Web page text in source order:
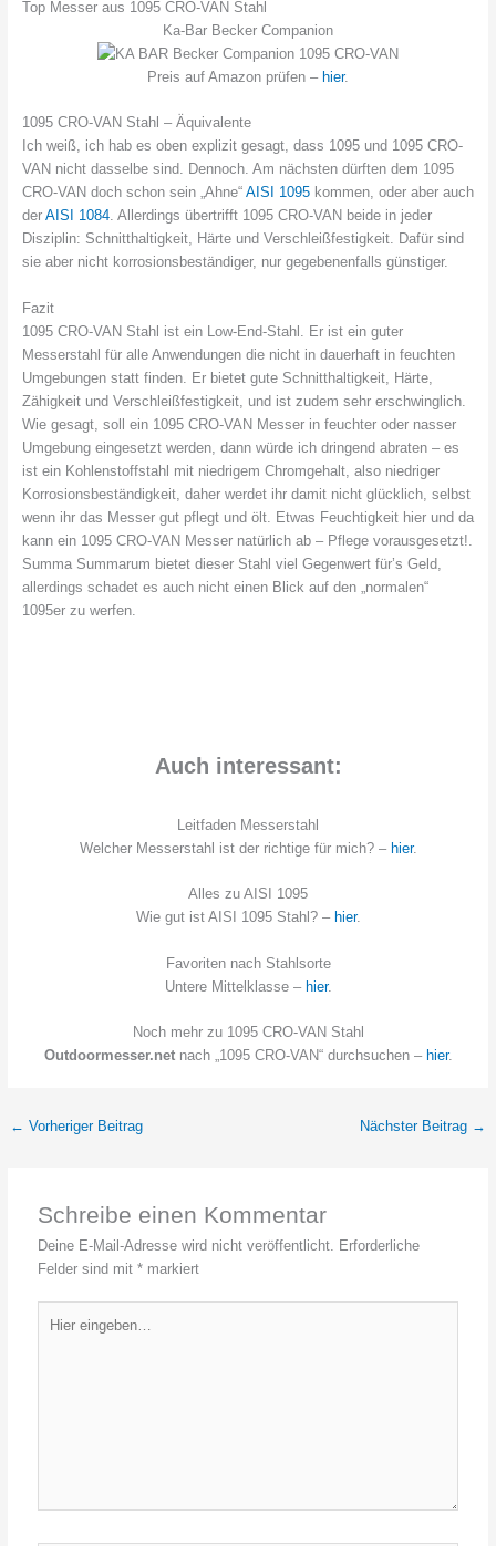
Top Messer aus 1095 CRO-VAN Stahl
Ka-Bar Becker Companion
Preis auf Amazon prüfen – hier.
1095 CRO-VAN Stahl – Äquivalente
Ich weiß, ich hab es oben explizit gesagt, dass 1095 und 1095 CRO-
VAN nicht dasselbe sind. Dennoch. Am nächsten dürften dem 1095
CRO-VAN doch schon sein „Ahne“ AISI 1095kommen, oder aber auch
der AISI 1084. Allerdings übertrifft 1095 CRO-VAN beide in jeder
Disziplin: Schnitthaltigkeit, Härte und Verschleißfestigkeit. Dafür sind
sie aber nicht korrosionsbeständiger, nur gegebenenfalls günstiger.
Fazit
1095 CRO-VAN Stahl ist ein Low-End-Stahl. Er ist ein guter
Messerstahl für alle Anwendungen die nicht in dauerhaft in feuchten
Umgebungen statt finden. Er bietet gute Schnitthaltigkeit, Härte,
Zähigkeit und Verschleißfestigkeit, und ist zudem sehr erschwinglich.
Wie gesagt, soll ein 1095 CRO-VAN Messer in feuchter oder nasser
Umgebung eingesetzt werden, dann würde ich dringend abraten – es
ist ein Kohlenstoffstahl mit niedrigem Chromgehalt, also niedriger
Korrosionsbeständigkeit, daher werdet ihr damit nicht glücklich, selbst
wenn ihr das Messer gut pflegt und ölt. Etwas Feuchtigkeit hier und da
kann ein 1095 CRO-VAN Messer natürlich ab – Pflege vorausgesetzt!.
Summa Summarum bietet dieser Stahl viel Gegenwert für’s Geld,
allerdings schadet es auch nicht einen Blick auf den „normalen“
1095er zu werfen.
Auch interessant:
Leitfaden Messerstahl
Welcher Messerstahl ist der richtige für mich? – hier.
Alles zu AISI 1095
Wie gut ist AISI 1095 Stahl? – hier.
Favoriten nach Stahlsorte
Untere Mittelklasse – hier.
Noch mehr zu 1095 CRO-VAN Stahl
Outdoormesser.netnach „1095 CRO-VAN“ durchsuchen – hier.
← Vorheriger Beitrag Nächster Beitrag →
Schreibe einen Kommentar
Deine E-Mail-Adresse wird nicht veröffentlicht. Erforderliche
Felder sind mit* markiert
eingeben…